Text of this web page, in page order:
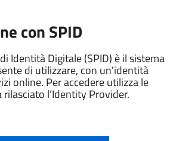
con SPID
Identità Digitale (SPID) è il sistema
di utilizzare, con un'identità
online. Per accedere utilizza le
l’Identity Provider.